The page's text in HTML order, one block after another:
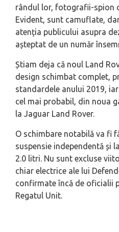
rândul lor, fotografii-spion
Evident, sunt camuflate,
atenția publicului asupra
așteptat de un număr
Știam deja că noul Land
design schimbat complet,
standardele anului 2019,
cel mai probabil, din noua
la Jaguar Land Rover.
O schimbare notabilă va fi
suspensie independentă și
2.0 litri. Nu sunt excluse
chiar electrice ale lui
confirmate încă de oficialii
Regatul Unit.